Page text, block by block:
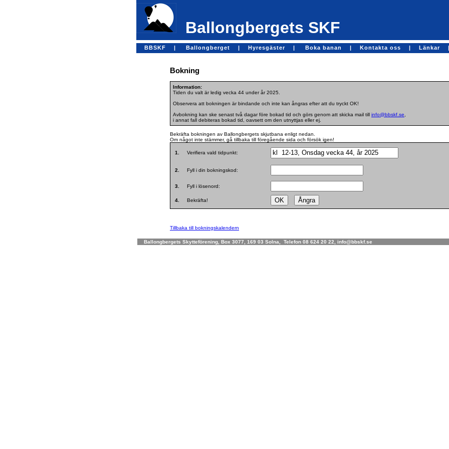
Ballongbergets SKF
BBSKF | Ballongberget | Hyresgäster | Boka banan | Kontakta oss | Länkar |
Bokning
Information:
Tiden du valt är ledig vecka 44 under år 2025.
Observera att bokningen är bindande och inte kan ångras efter att du tryckt OK!
Avbokning kan ske senast två dagar före bokad tid och görs genom att skicka mail till info@bbskf.se
i annat fall debiteras bokad tid, oavsett om den utnyttjas eller ej.
Bekräfta bokningen av Ballongbergets skjutbana enligt nedan.
Om något inte stämmer, gå tillbaka till föregående sida och försök igen!
1. Verifiera vald tidpunkt:
2. Fyll i din bokningskod:
3. Fyll i lösenord:
4. Bekräfta!
Tillbaka till bokningskalendern
Ballongbergets Skytteförening, Box 3077, 169 03 Solna, Telefon 08 624 20 22, info@bbskf.se